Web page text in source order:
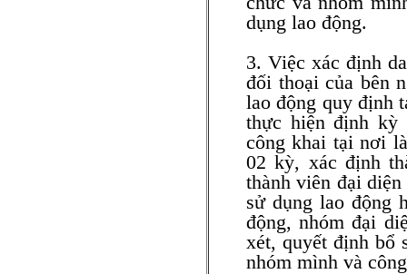
dụng lao động.
3. Việc xác định
đối thoại của bên
lao động quy định
thực hiện định kỳ
công khai tại nơi
02 kỳ, xác định
thành viên đại
sử dụng lao động
động, nhóm đại
xét, quyết định bổ
nhóm mình và